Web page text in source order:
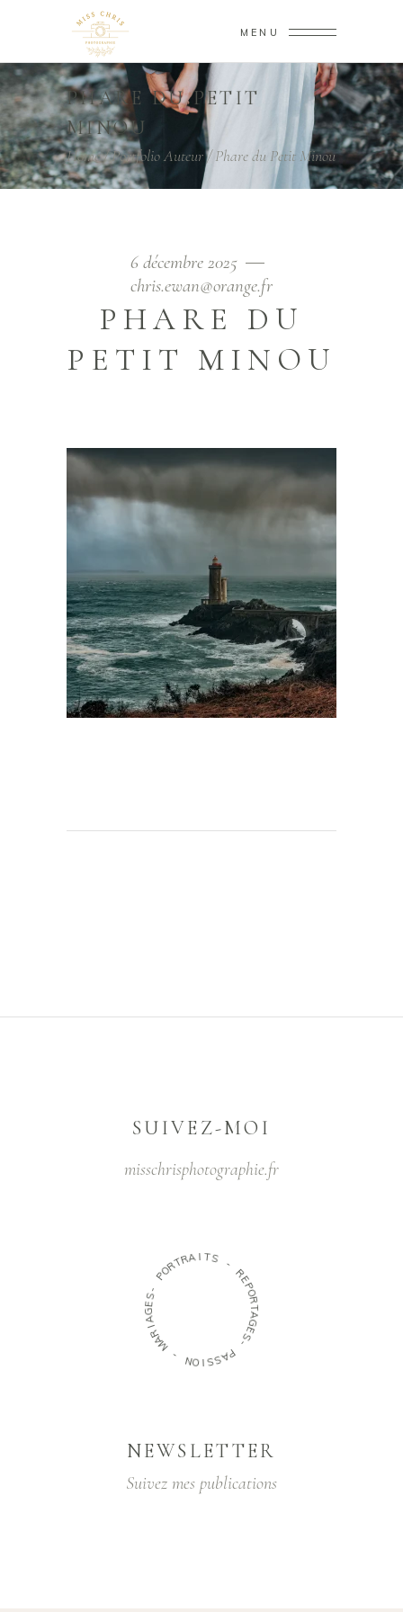
MENU
PHARE DU PETIT
MINOU
Home/Portfolio Auteur/Phare du Petit Minou
6 décembre 2025
chris.ewan@orange.fr
PHARE DU
PETIT MINOU
SUIVEZ-MOI
misschrisphotographie.fr
-
M
A
R
I
A
G
E
S
-
P
ORTRA TS -
R
E
P
O
R
T
A
G
E
S
-
P
A
S
S
I
O
N
NEWSLETTER
Suivez mes publications